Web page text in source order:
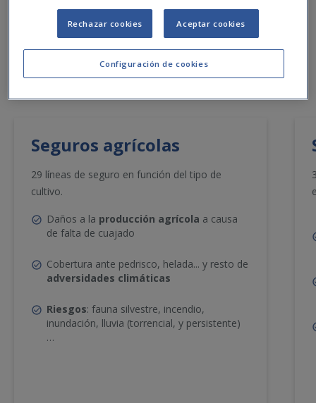
que implican la muerte, sacrificio obligatorio y la pérdida
de la función específica del animal e incendios
forestales.
Seguros agrícolas
29 líneas de seguro en función del tipo de
cultivo.
Daños a la producción agrícola a causa
de falta de cuajado
Cobertura ante pedrisco, helada... y resto de
adversidades climáticas
Riesgos: fauna silvestre, incendio,
inundación, lluvia (torrencial, y persistente)
…
Configuración de cookies
Rechazar cookies Aceptar cookies